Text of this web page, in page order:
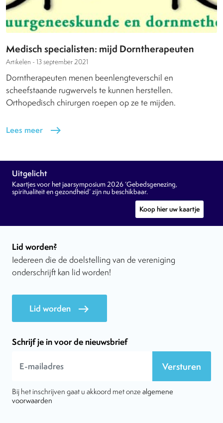
Medisch specialisten: mijd Dorntherapeuten
Artikelen - 13 september 2021
Dorntherapeuten menen beenlengteverschil en
scheefstaande rugwervels te kunnen herstellen.
Orthopedisch chirurgen roepen op ze te mijden.
Lees meer east
Uitgelicht
Kaartjes voor het jaarsymposium 2026 ‘Gebedsgenezing,
spiritualiteit en gezondheid’ zijn nu beschikbaar.
Koop hier uw kaartje
Lid worden?
Iedereen die de doelstelling van de vereniging
onderschrijft kan lid worden!
Lid worden east
Schrijf je in voor de nieuwsbrief
Versturen
Bij het inschrijven gaat u akkoord met onze algemene
voorwaarden